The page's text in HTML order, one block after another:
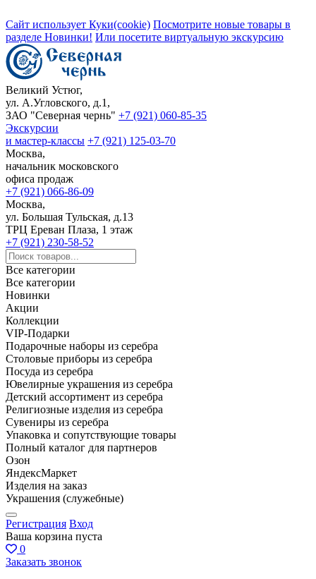
Сайт использует Куки(cookie) Посмотрите новые товары в
разделе Новинки! Или посетите виртуальную экскурсию
Великий Устюг,
ул. А.Угловского, д.1,
ЗАО "Северная чернь" +7 (921) 060-85-35
Экскурсии
и мастер-классы +7 (921) 125-03-70
Москва,
начальник московского
офиса продаж
+7 (921) 066-86-09
Москва,
ул. Большая Тульская, д.13
ТРЦ Ереван Плаза, 1 этаж
+7 (921) 230-58-52
Все категории
Все категории
Новинки
Акции
Коллекции
VIP-Подарки
Подарочные наборы из серебра
Столовые приборы из серебра
Посуда из серебра
Ювелирные украшения из серебра
Детский ассортимент из серебра
Религиозные изделия из серебра
Сувениры из серебра
Упаковка и сопутствующие товары
Полный каталог для партнеров
Озон
ЯндексМаркет
Изделия на заказ
Украшения (служебные)
Регистрация Вход
Ваша корзина пуста
0
Заказать звонок